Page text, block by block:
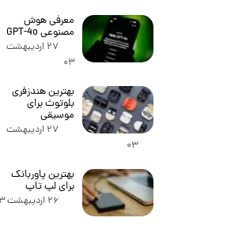
معرفی هوش
مصنوعی GPT-4o
۲۷ اردیبهشت
۰۳
بهترین هندزفری
بلوتوث برای
موسیقی
۲۷ اردیبهشت
۰۳
بهترین پاوربانک
برای لپ تاپ
۲۶ اردیبهشت ۰۳